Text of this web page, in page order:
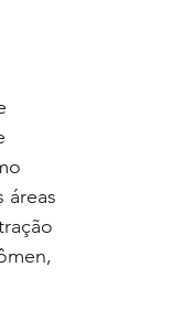
áreas